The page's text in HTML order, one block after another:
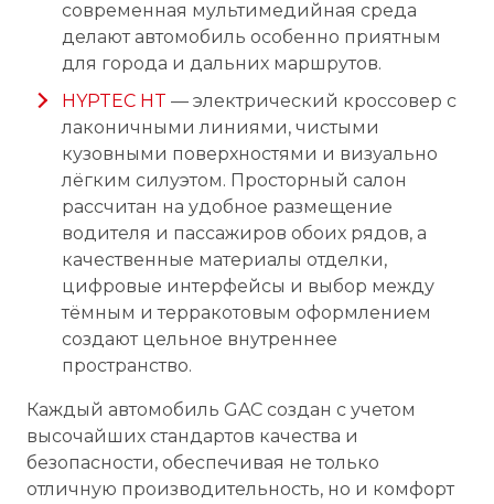
современная мультимедийная среда
делают автомобиль особенно приятным
для города и дальних маршрутов.
HYPTEC HT — электрический кроссовер с
лаконичными линиями, чистыми
кузовными поверхностями и визуально
лёгким силуэтом. Просторный салон
рассчитан на удобное размещение
водителя и пассажиров обоих рядов, а
качественные материалы отделки,
цифровые интерфейсы и выбор между
тёмным и терракотовым оформлением
создают цельное внутреннее
пространство.
Каждый автомобиль GAC создан с учетом
высочайших стандартов качества и
безопасности, обеспечивая не только
отличную производительность, но и комфорт